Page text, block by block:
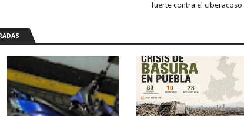
fuerte contra el ciberacoso